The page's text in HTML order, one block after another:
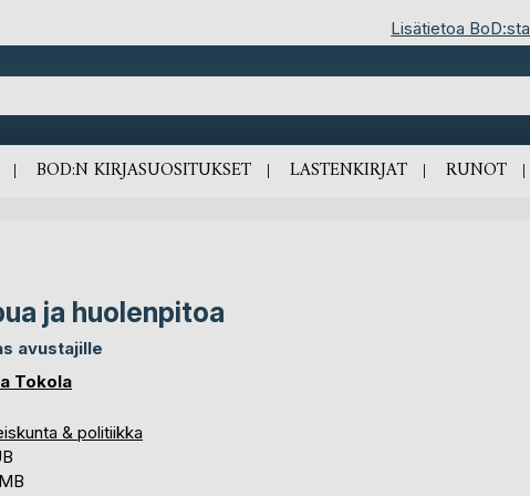
Lisätietoa BoD:sta
BOD:N KIRJASUOSITUKSET LASTENKIRJAT RUNOT
ja huolenpitoa
avustajille
Tokola
& politiikka